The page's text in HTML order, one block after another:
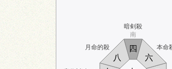
月命的殺
暗剣殺
本命
南
六
八
四